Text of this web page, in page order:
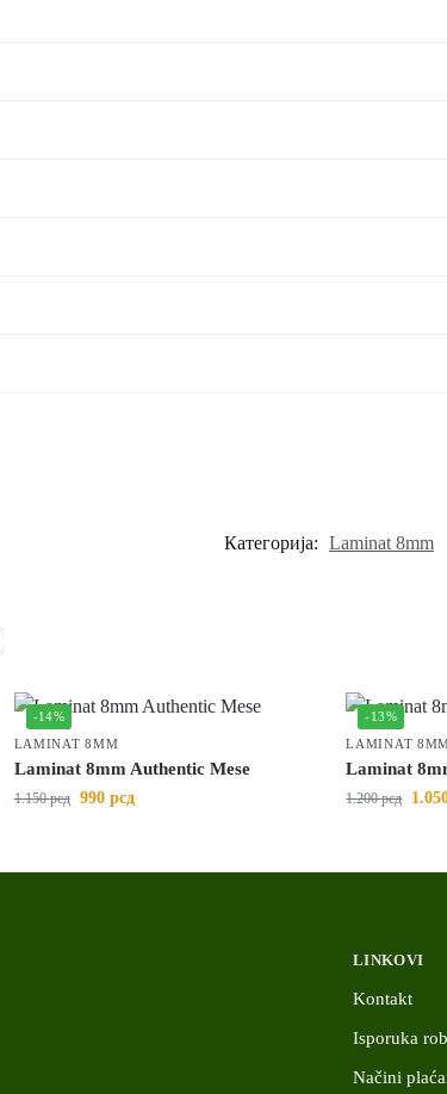
Категорија: Laminat 8mm
-14%
LAMINAT 8MM
Laminat 8mm Authentic Mese
1.150рсд 990 рсд
-13%
LAMINAT
Laminat
1.200рсд
LINKOVI
Kontakt
Isporuka
Načini